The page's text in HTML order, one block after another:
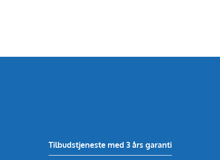
Tilbudstjeneste med 3 års garanti